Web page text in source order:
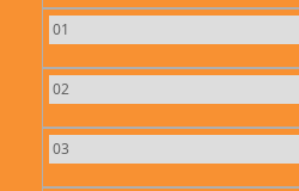
01
02
03